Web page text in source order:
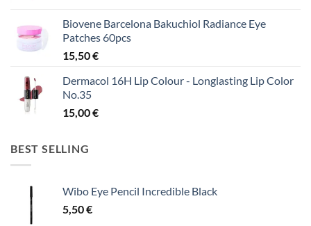
Biovene Barcelona Bakuchiol Radiance Eye
Patches 60pcs
15,50€
Dermacol 16H Lip Colour - Longlasting Lip Color
No.35
15,00€
BEST SELLING
Wibo Eye Pencil Incredible Black
5,50€